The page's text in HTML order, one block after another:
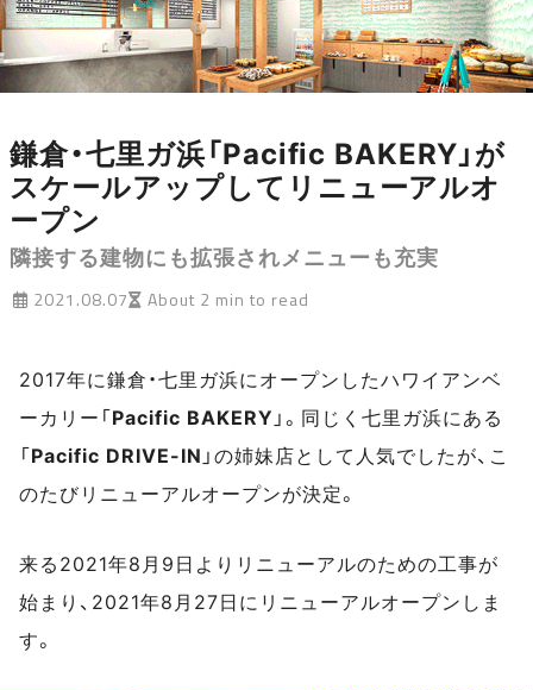
鎌倉・七里ガ浜「Pacific BAKERY」が
スケールアップしてリニューアルオ
ープン
隣接する建物にも拡張されメニューも充実
2021.08.07
About 2 min to read
2017年に鎌倉・七里ガ浜にオープンしたハワイアンベ
ーカリー「Pacific BAKERY 」。同じく七里ガ浜にある
「Pacific DRIVE-IN 」の姉妹店として人気でしたが、こ
のたびリニューアルオープンが決定。
来る2021年8月9日よりリニューアルのための工事が
始まり、2021年8月27日にリニューアルオープンしま
す。